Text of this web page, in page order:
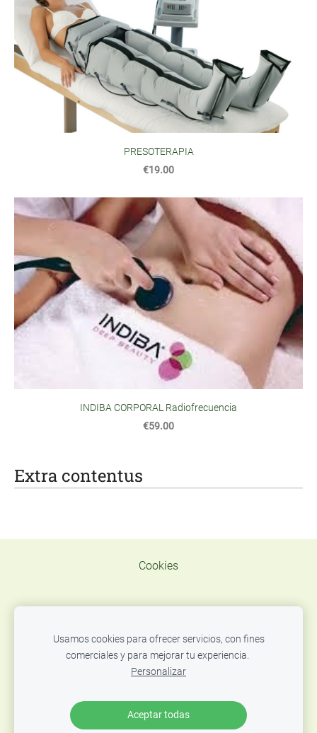
Extra contentus
PRESOTERAPIA
€19.00
INDIBA CORPORAL Radiofrecuencia
€59.00
Cookies
TELEF. WAT.
637319936 E MAILcentxcentnatural@gmail.com
C/Josep Camprecios, 21 carrer de Correus i FIATC
Assegurances
Usamos cookies para ofrecer servicios, con fines
comerciales y para mejorar tu experiencia.
Personalizar
Aceptar todas